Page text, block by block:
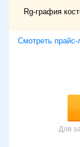
Rg-графия
Смотреть
Для